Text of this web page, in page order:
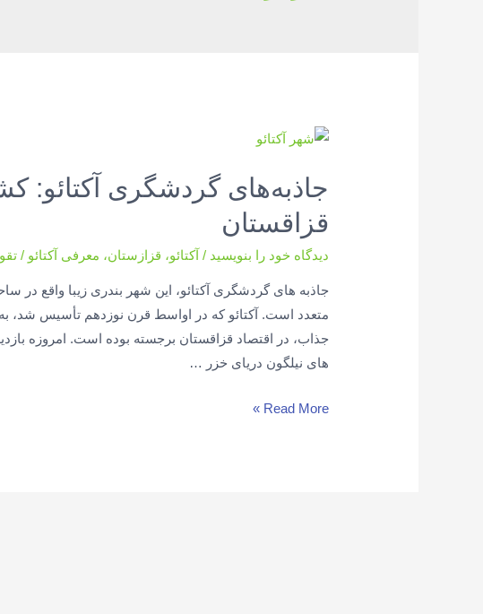
جاذبه‌های گردشگری آکتائو:
قزاقستان
دیدگاه‌ خود را بنویسید / آکتائو، قزازستان، معرفی آکتائو /
جاذبه های گردشگری آکتائو، این شهر بندری زیبا واقع در
متعدد است. آکتائو که در اواسط قرن نوزدهم تأسیس
جذاب، در اقتصاد قزاقستان برجسته بوده است. امروزه
های نیلگون دریای خزر …
جاذبه‌های
Read More »